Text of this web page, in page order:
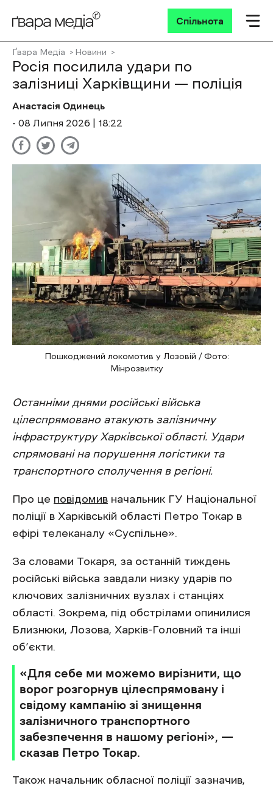
Спільнота
Ґвара Медіа Новини
Росія посилила удари по
залізниці Харківщини — поліція
Анастасія Одинець
- 08 Липня 2026 | 18:22
Пошкоджений локомотив у Лозовій / Фото:
Мінрозвитку
Останніми днями російські війська
цілеспрямовано атакують залізничну
інфраструктуру Харківської області. Удари
спрямовані на порушення логістики та
транспортного сполучення в регіоні.
Про це повідомив начальник ГУ Національної
поліції в Харківській області Петро Токар в
ефірі телеканалу «Суспільне».
За словами Токаря, за останній тиждень
російські війська завдали низку ударів по
ключових залізничних вузлах і станціях
області. Зокрема, під обстрілами опинилися
Близнюки, Лозова, Харків-Головний та інші
об’єкти.
«Для себе ми можемо вирізнити, що
ворог розгорнув цілеспрямовану і
свідому кампанію зі знищення
залізничного транспортного
забезпечення в нашому регіоні», —
сказав Петро Токар.
Також начальник обласної поліції зазначив,